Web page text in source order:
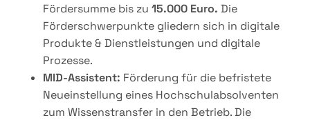
Fördersumme bis zu 15.000 Euro.Die
Förderschwerpunkte gliedern sich in digitale
Produkte & Dienstleistungen und digitale
Prozesse.
MID-Assistent: Förderung für die befristete
Neueinstellung eines Hochschulabsolventen
zum Wissenstransfer in den Betrieb. Die